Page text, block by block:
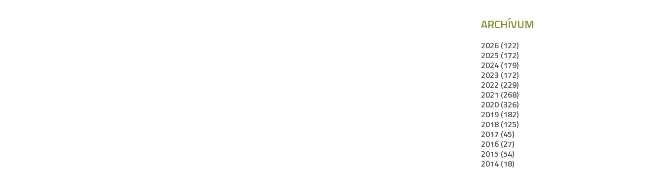
ARCHÍVUM
2026 (122)
2025 (172)
2024 (179)
2023 (172)
2022 (229)
2021 (268)
2020 (326)
2019 (182)
2018 (125)
2017 (45)
2016 (27)
2015 (54)
2014 (18)